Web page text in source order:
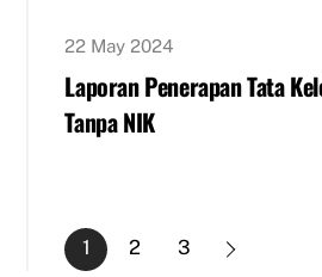
22 May 2024
Laporan Penerapan Tata
Tanpa NIK
1 2 3